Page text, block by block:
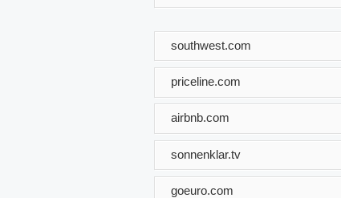
southwest.com
priceline.com
airbnb.com
sonnenklar.tv
goeuro.com